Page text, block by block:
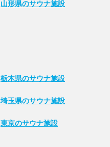
山形県のサウナ施設
栃木県のサウナ施設
埼玉県のサウナ施設
東京のサウナ施設